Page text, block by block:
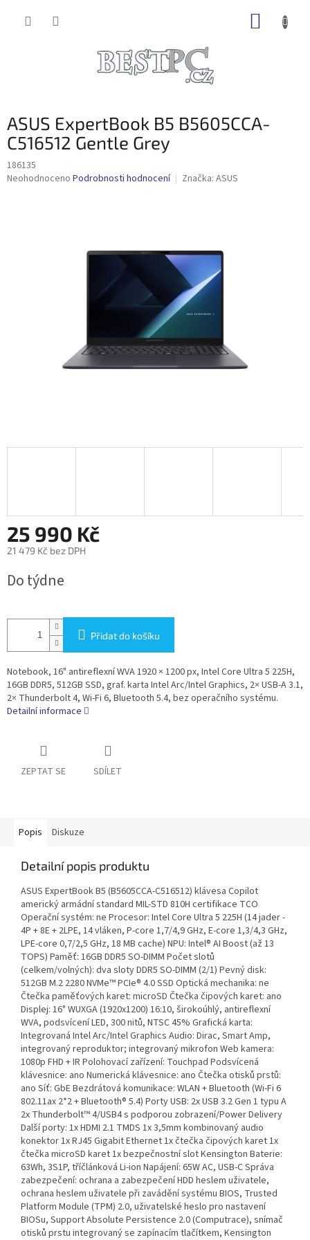
ASUS ExpertBook B5 B5605CCA-
C516512 Gentle Grey
186135
Průměrné
Neohodnoceno Podrobnosti hodnocení Značka: ASUS
25 990 Kč
21 479 Kč bez DPH
cena:
Do týdne
Přidat do košíku
Notebook, 16" antireflexní WVA 1920 × 1200 px, Intel Core Ultra 5 225H,
16GB DDR5, 512GB SSD, graf. karta Intel Arc/Intel Graphics, 2× USB-A 3.1,
2× Thunderbolt 4, Wi-Fi 6, Bluetooth 5.4, bez operačního systému.
Detailní informace
ZEPTAT SE SDÍLET
Popis Diskuze
Detailní popis produktu
ASUS ExpertBook B5 (B5605CCA-C516512) klávesa Copilot
americký armádní standard MIL-STD 810H certifikace TCO
Operační systém: ne Procesor: Intel Core Ultra 5 225H (14 jader -
4P + 8E + 2LPE, 14 vláken, P-core 1,7/4,9 GHz, E-core 1,3/4,3 GHz,
LPE-core 0,7/2,5 GHz, 18 MB cache) NPU: Intel® AI Boost (až 13
TOPS) Paměť: 16GB DDR5 SO-DIMM Počet slotů
(celkem/volných): dva sloty DDR5 SO-DIMM (2/1) Pevný disk:
512GB M.2 2280 NVMe™ PCIe® 4.0 SSD Optická mechanika: ne
Čtečka paměťových karet: microSD Čtečka čipových karet: ano
Displej: 16" WUXGA (1920x1200) 16:10, širokoúhlý, antireflexní
WVA, podsvícení LED, 300 nitů, NTSC 45% Grafická karta:
Integrovaná Intel Arc/Intel Graphics Audio: Dirac, Smart Amp,
integrovaný reproduktor; integrovaný mikrofon Web kamera:
1080p FHD + IR Polohovací zařízení: Touchpad Podsvícená
klávesnice: ano Numerická klávesnice: ano Čtečka otisků prstů:
ano Síť: GbE Bezdrátová komunikace: WLAN + Bluetooth (Wi-Fi 6
802.11ax 2*2 + Bluetooth® 5.4) Porty USB: 2x USB 3.2 Gen 1 typu A
2x Thunderbolt™ 4/USB4 s podporou zobrazení/Power Delivery
Další porty: 1x HDMI 2.1 TMDS 1x 3,5mm kombinovaný audio
konektor 1x RJ45 Gigabit Ethernet 1x čtečka čipových karet 1x
čtečka microSD karet 1x bezpečnostní slot Kensington Baterie:
63Wh, 3S1P, tříčlánková Li-ion Napájení: 65W AC, USB-C Správa
zabezpečení: ochrana a zabezpečení HDD heslem uživatele,
ochrana heslem uživatele při zavádění systému BIOS, Trusted
Platform Module (TPM) 2.0, uživatelské heslo pro nastavení
BIOSu, Support Absolute Persistence 2.0 (Computrace), snímač
otisků prstu integrovaný se zapínacím tlačítkem, Kensington